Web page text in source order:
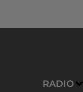
RADIO